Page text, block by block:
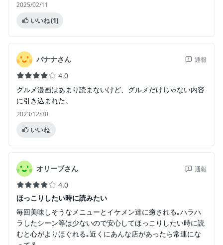
2025/02/11
いいね(1)
バナナさん 通報
4.0
グルメ漫画はあまり読まないけど、グルメだけじゃない内容
に引き込まれた。
2023/12/30
いいね
オリーブさん 通報
4.0
ほっこりしたい時に読みたい
毎回美味しそうなメニューとイケメン達に癒される｡ハラハ
ラしたシーン等は少ないので安心してほっこりしたい時に読
むと心がよりほぐれる｡近くにあんな店があったら常連にな